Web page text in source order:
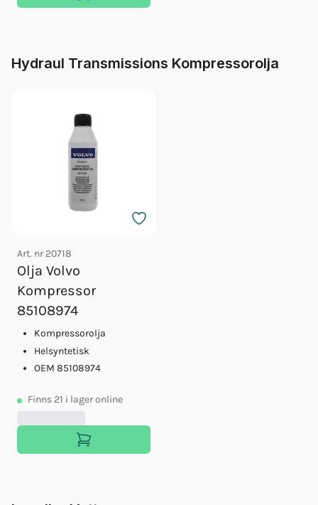
Hydraul Transmissions Kompressorolja
Art. nr 20718
Olja Volvo
Kompressor
85108974
Kompressorolja
Helsyntetisk
OEM 85108974
Finns 21 i lager online